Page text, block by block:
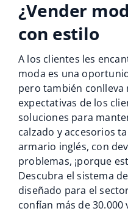
Gestión de envíos
Automatizaciones
Base Connect
IA para e-commerce
Hogar y jardinería
Productos infantiles
Electrónica
Piezas de automóviles
Supermercado
Salud y belleza
Moda
Ayuda
Base Academy
Blog
Servicios
Implementación de
Auditoría de cuentas
Otros
english (US)
english (GB)
čeština
deutsch
Ελληνικά
español (AR)
español (MX)
¿Vender
con estilo
A los clientes les
moda es una
pero también
expectativas de los
soluciones para
calzado y accesorios
armario inglés, con
problemas, ¡porque
Descubra el sistema
diseñado para el
confían más de 30.000